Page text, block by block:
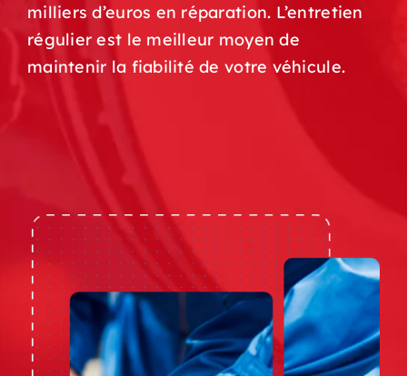
milliers d’euros en réparation. L’entretien
régulier est le meilleur moyen de
maintenir la fiabilité de votre véhicule.